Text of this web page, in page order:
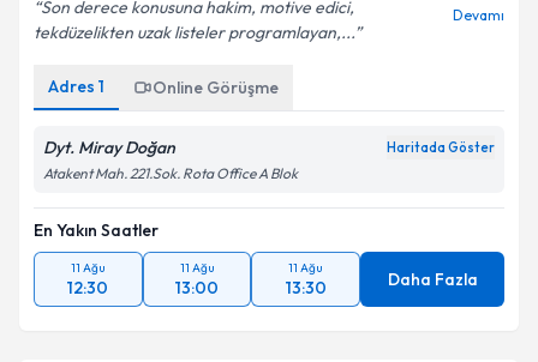
Son derece konusuna hakim, motive edici,
tekdüzelikten uzak listeler programlayan,...
Devamı
Adres 1 Online Görüşme
Dyt. Miray Doğan Haritada Göster
Atakent Mah. 221.Sok. Rota Office A Blok
En Yakın Saatler
11 Ağu
12:30
11 Ağu
13:00
11 Ağu
13:30 Daha Fazla